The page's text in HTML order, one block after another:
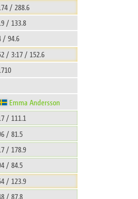
/ 288.6
/ 133.8
/ 94.6
/ 3:17 / 152.6
Emma Andersson
/ 111.1
/ 81.5
/ 178.9
/ 84.5
/ 123.9
/ 87.8